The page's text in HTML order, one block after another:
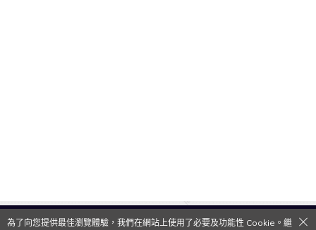
為了向您提供最佳瀏覽體驗，我們在網站上使用了必要及功能性 Cookie。繼